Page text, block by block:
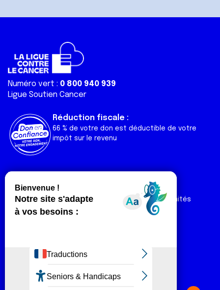
Numéro vert : 0 800 940 939
Ligue Soutien Cancer
Réduction fiscale :
66 % de votre don est déductible de votre
impôt sur le revenu
Liens utiles
Nos actualités
Nos publications
Contact
Espace Ligue & comités
Espace chercheur